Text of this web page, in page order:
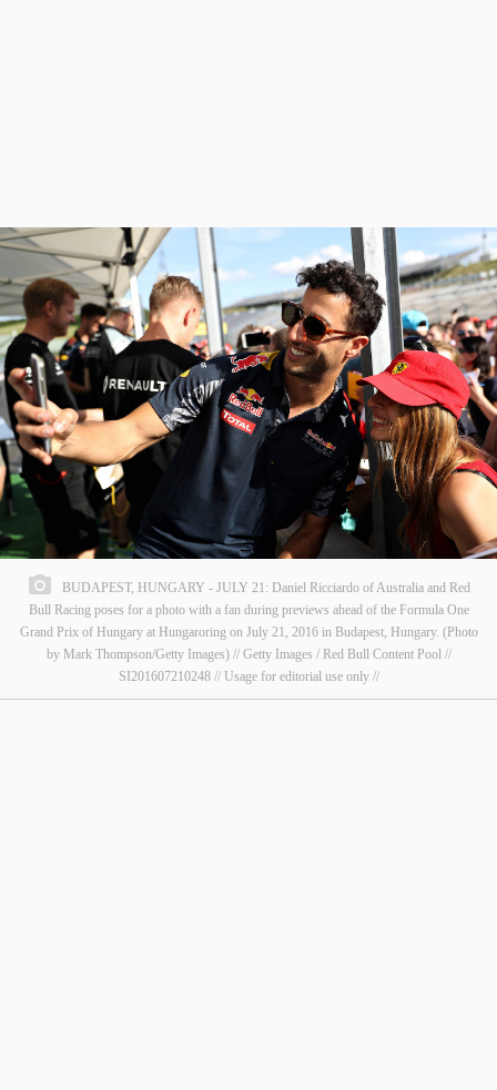
BUDAPEST, HUNGARY - JULY 21: Daniel Ricciardo of Australia and Red
Bull Racing poses for a photo with a fan during previews ahead of the Formula One
Grand Prix of Hungary at Hungaroring on July 21, 2016 in Budapest, Hungary. (Photo
by Mark Thompson/Getty Images) // Getty Images / Red Bull Content Pool //
SI201607210248 // Usage for editorial use only //